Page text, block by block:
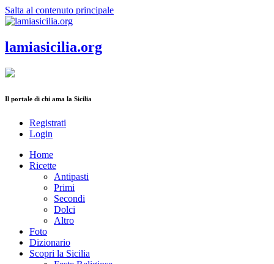
Salta al contenuto principale
lamiasicilia.org
Il portale di chi ama la Sicilia
Registrati
Login
Home
Ricette
Antipasti
Primi
Secondi
Dolci
Altro
Foto
Dizionario
Scopri la Sicilia